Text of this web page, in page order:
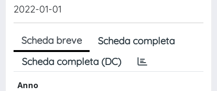
2022-01-01
Scheda breve
Scheda completa
Scheda completa (DC)
Anno